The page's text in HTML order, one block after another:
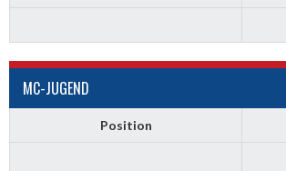
MC-JUGEND
Position